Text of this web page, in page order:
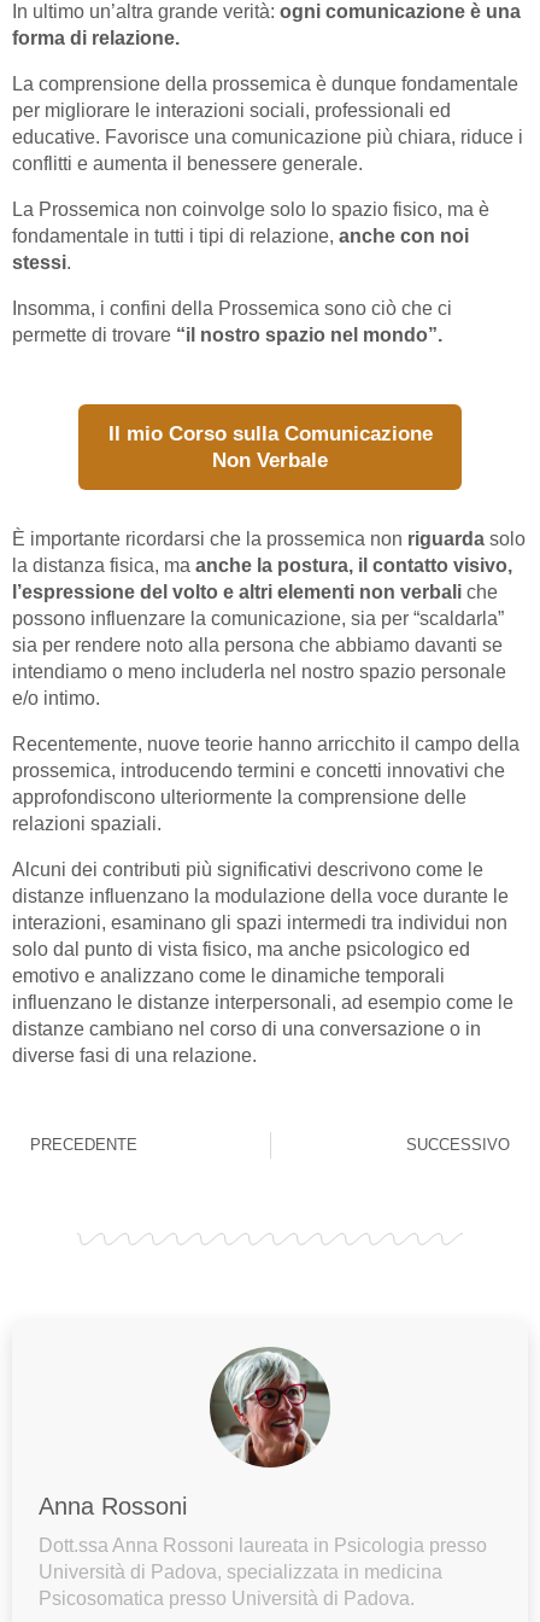
In ultimo un’altra grande verità: ogni comunicazione è una
forma di relazione.
La comprensione della prossemica è dunque fondamentale
per migliorare le interazioni sociali, professionali ed
educative. Favorisce una comunicazione più chiara, riduce i
conflitti e aumenta il benessere generale.
La Prossemica non coinvolge solo lo spazio fisico, ma è
fondamentale in tutti i tipi di relazione, anche con noi
stessi.
Insomma, i confini della Prossemica sono ciò che ci
permette di trovare “il nostro spazio nel mondo”.
Il mio Corso sulla Comunicazione
Non Verbale
È importante ricordarsi che la prossemica non riguarda solo
la distanza fisica, ma anche la postura, il contatto visivo,
l’espressione del volto e altri elementi non verbali che
possono influenzare la comunicazione, sia per “scaldarla”
sia per rendere noto alla persona che abbiamo davanti se
intendiamo o meno includerla nel nostro spazio personale
e/o intimo.
Recentemente, nuove teorie hanno arricchito il campo della
prossemica, introducendo termini e concetti innovativi che
approfondiscono ulteriormente la comprensione delle
relazioni spaziali.
Alcuni dei contributi più significativi descrivono come le
distanze influenzano la modulazione della voce durante le
interazioni, esaminano gli spazi intermedi tra individui non
solo dal punto di vista fisico, ma anche psicologico ed
emotivo e analizzano come le dinamiche temporali
influenzano le distanze interpersonali, ad esempio come le
distanze cambiano nel corso di una conversazione o in
diverse fasi di una relazione.
PRECEDENTE SUCCESSIVO
Anna Rossoni
Dott.ssa Anna Rossoni laureata in Psicologia presso
Università di Padova, specializzata in medicina
Psicosomatica presso Università di Padova.